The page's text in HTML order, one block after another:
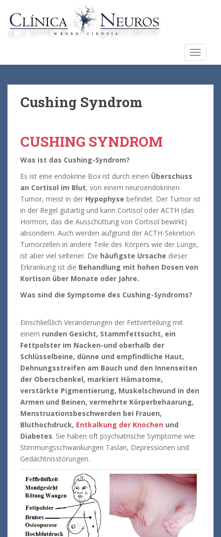
Cushing Syndrom
CUSHING SYNDROM
Was ist das Cushing-Syndrom?
Es ist eine endokrine Box ist durch einen Überschuss
an Cortisol im Blut, von einem neuroendokrinen
Tumor, meist in der Hypophyse befindet. Der Tumor ist
in der Regel gutartig und kann Cortisol oder ACTH (das
Hormon, das die Ausschüttung von Cortisol bewirkt)
absondern. Auch werden aufgrund der ACTH-Sekretion
Tumorzellen in andere Teile des Körpers wie der Lunge,
ist aber viel seltener. Die häufigste Ursache dieser
Erkrankung ist die Behandlung mit hohen Dosen von
Kortison über Monate oder Jahre.
Was sind die Symptome des Cushing-Syndroms?
Einschließlich Veränderungen der Fettverteilung mit
einem runden Gesicht, Stammfettsucht, ein
Fettpolster im Nacken-und oberhalb der
Schlüsselbeine, dünne und empfindliche Haut,
Dehnungsstreifen am Bauch und den Innenseiten
der Oberschenkel, markiert Hämatome,
verstärkte Pigmentierung, Muskelschwund in den
Armen und Beinen, vermehrte Körperbehaarung,
Menstruationsbeschwerden bei Frauen,
Bluthochdruck, Entkalkung der Knochen und
Diabetes. Sie haben oft psychiatrische Symptome wie
Stimmungsschwankungen Taslan, Depressionen und
Gedächtnisstörungen.